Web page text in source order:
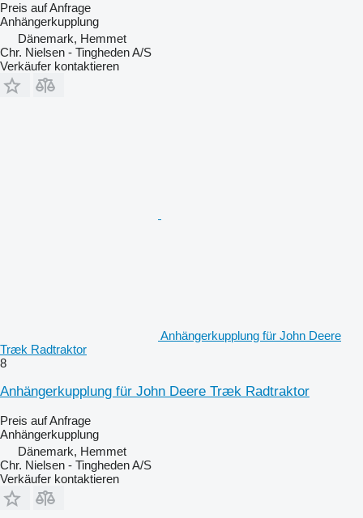
Preis auf Anfrage
Anhängerkupplung
Dänemark, Hemmet
Chr. Nielsen - Tingheden A/S
Verkäufer kontaktieren
Anhängerkupplung für John Deere
Træk Radtraktor
8
Anhängerkupplung für John Deere Træk Radtraktor
Preis auf Anfrage
Anhängerkupplung
Dänemark, Hemmet
Chr. Nielsen - Tingheden A/S
Verkäufer kontaktieren